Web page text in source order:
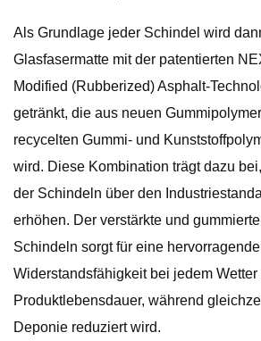
Als Grundlage jeder Schindel wird
Glasfasermatte mit der patentierten
Modified (Rubberized) Asphalt-
getränkt, die aus neuen
recycelten Gummi- und
wird. Diese Kombination trägt dazu
der Schindeln über den
erhöhen. Der verstärkte und
Schindeln sorgt für eine hervorragende
Widerstandsfähigkeit bei jedem
Produktlebensdauer, während
Deponie reduziert wird.